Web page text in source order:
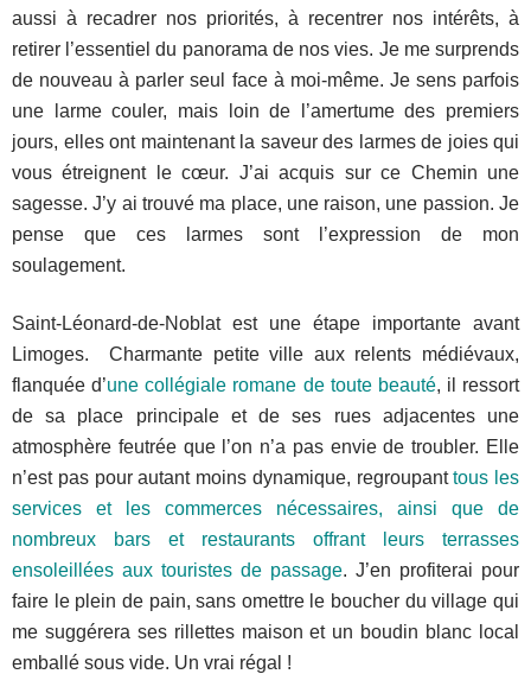
aussi à recadrer nos priorités, à recentrer nos intérêts, à
retirer l’essentiel du panorama de nos vies. Je me surprends
de nouveau à parler seul face à moi-même. Je sens parfois
une larme couler, mais loin de l’amertume des premiers
jours, elles ont maintenant la saveur des larmes de joies qui
vous étreignent le cœur. J’ai acquis sur ce Chemin une
sagesse. J’y ai trouvé ma place, une raison, une passion. Je
pense que ces larmes sont l’expression de mon
soulagement.
Saint-Léonard-de-Noblat est une étape importante avant
Limoges. Charmante petite ville aux relents médiévaux,
flanquée d’une collégiale romane de toute beauté, il ressort
de sa place principale et de ses rues adjacentes une
atmosphère feutrée que l’on n’a pas envie de troubler. Elle
n’est pas pour autant moins dynamique, regroupanttous les
services et les commerces nécessaires, ainsi que de
nombreux bars et restaurants offrant leurs terrasses
ensoleillées aux touristes de passage. J’en profiterai pour
faire le plein de pain, sans omettre le boucher du village qui
me suggérera ses rillettes maison et un boudin blanc local
emballé sous vide. Un vrai régal !